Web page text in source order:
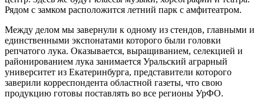
Рядом с замком расположится летний парк с амфитеатром.
Между делом мы завернули к одному из стендов, главными и
единственными экспонатами которого были головки
репчатого лука. Оказывается, выращиванием, селекцией и
районированием лука занимается Уральский аграрный
университет из Екатеринбурга, представители которого
заверили корреспондента областной газеты, что свою
продукцию готовы поставлять во все регионы УрФО.